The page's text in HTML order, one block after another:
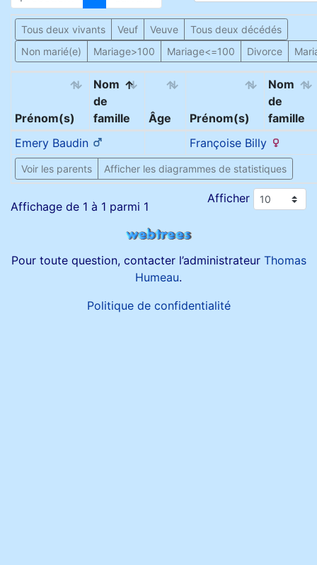
Tous deux vivants Veuf Veuve
Tous deux décédés
Non marié(e)
Mariage>100 Mariage<=100 Divorce
Prénom(s)
Nom
de
famille
Âge Prénom(s)
Nom
de
famille
Emery Baudin Françoise Billy
Voir les parents Afficher les diagrammes de statistiques
Affichage de 1 à 1 parmi 1
Afficher
Pour toute question, contacter l’administrateur Thomas
Humeau.
Politique de confidentialité